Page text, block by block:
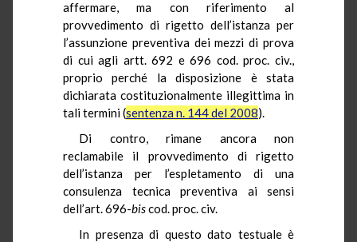
affermare, ma con riferimento al
provvedimento di rigetto dell’istanza per
l’assunzione preventiva dei mezzi di prova
di cui agli artt. 692 e 696 cod. proc. civ.,
proprio perché la disposizione è stata
dichiarata costituzionalmente illegittima in
tali termini (sentenza n. 144 del 2008).
Di contro, rimane ancora non
reclamabile il provvedimento di rigetto
dell’istanza per l’espletamento di una
consulenza tecnica preventiva ai sensi
dell’art. 696-biscod. proc. civ.
In presenza di questo dato testuale è